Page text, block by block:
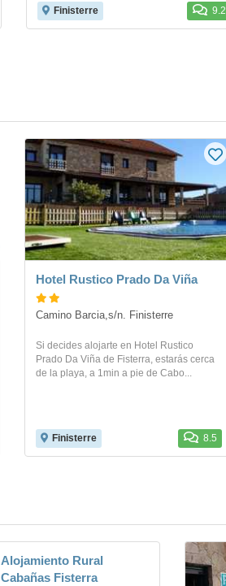
Finisterre 9.2
Hotel Rustico Prado Da Viña
Camino Barcia,s/n. Finisterre
Si decides alojarte en Hotel Rustico
Prado Da Viña de Fisterra, estarás cerca
de la playa, a 1min a pie de Cabo...
Finisterre 8.5
Alojamiento Rural
Cabañas Fisterra